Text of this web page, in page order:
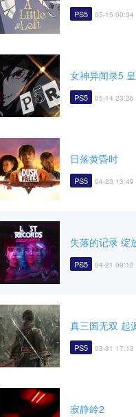
PS5 05-15 00:34
女神异闻录5
PS5 05-14 23:26
日落黄昏时
PS5 04-23 13:49
失落的记录 绽
PS5 04-21 09:12
真三国无双 起
PS5 03-31 17:13
寂静岭2